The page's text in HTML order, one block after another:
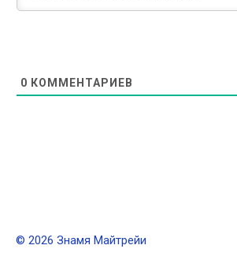
0 КОММЕНТАРИЕВ
© 2026 Знамя Майтрейи